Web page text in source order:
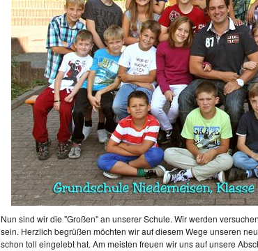
Nun sind wir die "Großen" an unserer Schule. Wir werden
sein. Herzlich begrüßen möchten wir auf diesem Wege unseren
schon toll eingelebt hat. Am meisten freuen wir uns auf unsere